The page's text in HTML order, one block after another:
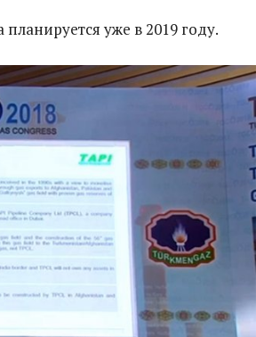
уже в 2019 году.